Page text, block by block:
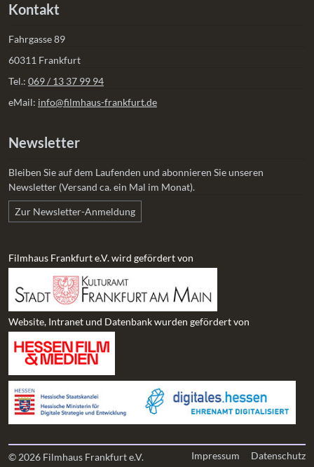
Kontakt
Fahrgasse 89
60311 Frankfurt
Tel.: 069 / 13 37 99 94
eMail: info@filmhaus-frankfurt.de
Newsletter
Bleiben Sie auf dem Laufenden und abonnieren Sie unseren
Newsletter (Versand ca. ein Mal im Monat).
Zur Newsletter-Anmeldung
Filmhaus Frankfurt e.V. wird gefördert von
Website, Intranet und Datenbank wurden gefördert von
© 2026 Filmhaus Frankfurt e.V. Impressum Datenschutz